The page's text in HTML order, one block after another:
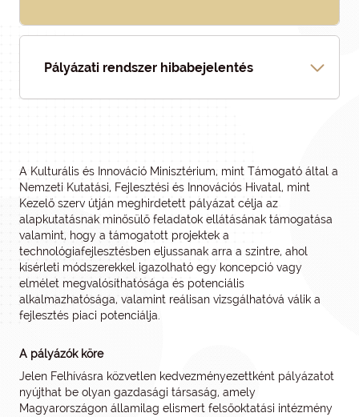
Pályázati rendszer hibabejelentés
A Kulturális és Innováció Minisztérium, mint Támogató által a
Nemzeti Kutatási, Fejlesztési és Innovációs Hivatal, mint
Kezelő szerv útján meghirdetett pályázat célja az
alapkutatásnak minősülő feladatok ellátásának támogatása
valamint, hogy a támogatott projektek a
technológiafejlesztésben eljussanak arra a szintre, ahol
kísérleti módszerekkel igazolható egy koncepció vagy
elmélet megvalósíthatósága és potenciális
alkalmazhatósága, valamint reálisan vizsgálhatóvá válik a
fejlesztés piaci potenciálja.
A pályázók köre
Jelen Felhívásra közvetlen kedvezményezettként pályázatot
nyújthat be olyan gazdasági társaság, amely
Magyarországon államilag elismert felsőoktatási intézmény